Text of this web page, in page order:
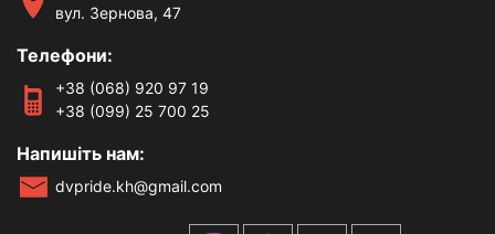
вул. Зернова, 47
Телефони:
+38 (068) 920 97 19
+38 (099) 25 700 25
Напишіть нам:
dvpride.kh@gmail.com